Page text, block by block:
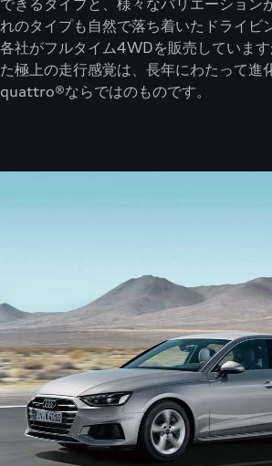
できるタイプと、様々なバリエーション
れのタイプも自然で落ち着いたドライビ
各社がフルタイム4WDを販売していま
た極上の走行感覚は、長年にわたって進
quattro®ならではのものです。